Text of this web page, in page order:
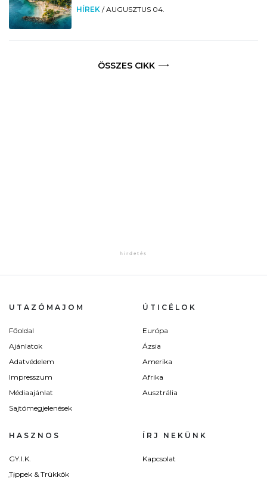
HÍREK /AUGUSZTUS 04.
ÖSSZES CIKK
UTAZÓMAJOM
Főoldal
Ajánlatok
Adatvédelem
Impresszum
Médiaajánlat
Sajtómegjelenések
ÚTICÉLOK
Európa
Ázsia
Amerika
Afrika
Ausztrália
HASZNOS
GY.I.K.
Tippek & Trükkök
ÍRJ NEKÜNK
Kapcsolat